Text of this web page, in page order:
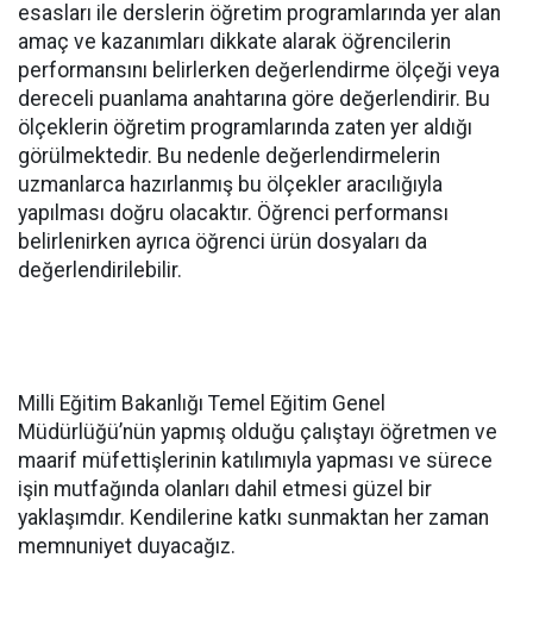
esasları ile derslerin öğretim programlarında yer alan
amaç ve kazanımları dikkate alarak öğrencilerin
performansını belirlerken değerlendirme ölçeği veya
dereceli puanlama anahtarına göre değerlendirir. Bu
ölçeklerin öğretim programlarında zaten yer aldığı
görülmektedir. Bu nedenle değerlendirmelerin
uzmanlarca hazırlanmış bu ölçekler aracılığıyla
yapılması doğru olacaktır. Öğrenci performansı
belirlenirken ayrıca öğrenci ürün dosyaları da
değerlendirilebilir.
Milli Eğitim Bakanlığı Temel Eğitim Genel
Müdürlüğü’nün yapmış olduğu çalıştayı öğretmen ve
maarif müfettişlerinin katılımıyla yapması ve sürece
işin mutfağında olanları dahil etmesi güzel bir
yaklaşımdır. Kendilerine katkı sunmaktan her zaman
memnuniyet duyacağız.